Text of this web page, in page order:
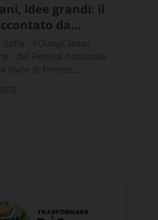
idee grandi: il
da
- YOUngCaritas
- del Festival nazionale
civile di Firenze.